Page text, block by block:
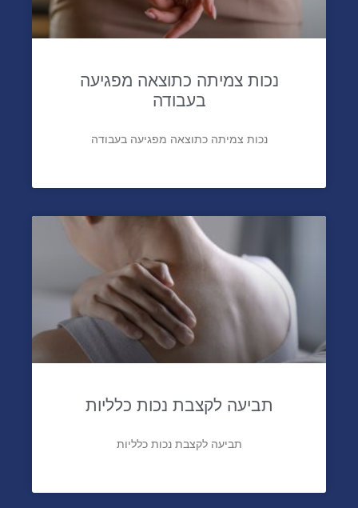
נכות צמיתה כתוצאה מפגיעה
בעבודה
נכות צמיתה כתוצאה מפגיעה בעבודה
תביעה לקצבת נכות כלליות
תביעה לקצבת נכות כלליות